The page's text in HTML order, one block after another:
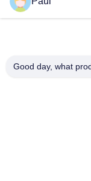
Good day, what